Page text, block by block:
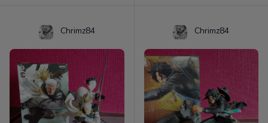
Chrimz84 Chrimz84